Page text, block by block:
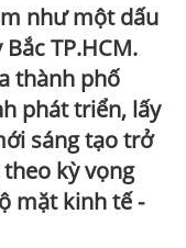
như một dấu
TP.HCM.
thành phố
phát triển, lấy
sáng tạo trở
kỳ vọng
mặt kinh tế -